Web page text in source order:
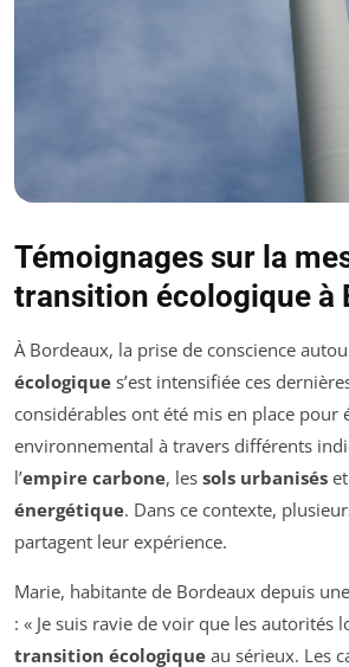
Témoignages sur la
transition écologique à
À Bordeaux, la prise de conscience
écologique s’est intensifiée ces
considérables ont été mis en place pour
environnemental à travers différents
l’empire carbone, les sols urbanisés
énergétique. Dans ce contexte,
partagent leur expérience.
Marie, habitante de Bordeaux depuis
: « Je suis ravie de voir que les autorités
transition écologique au sérieux. Les